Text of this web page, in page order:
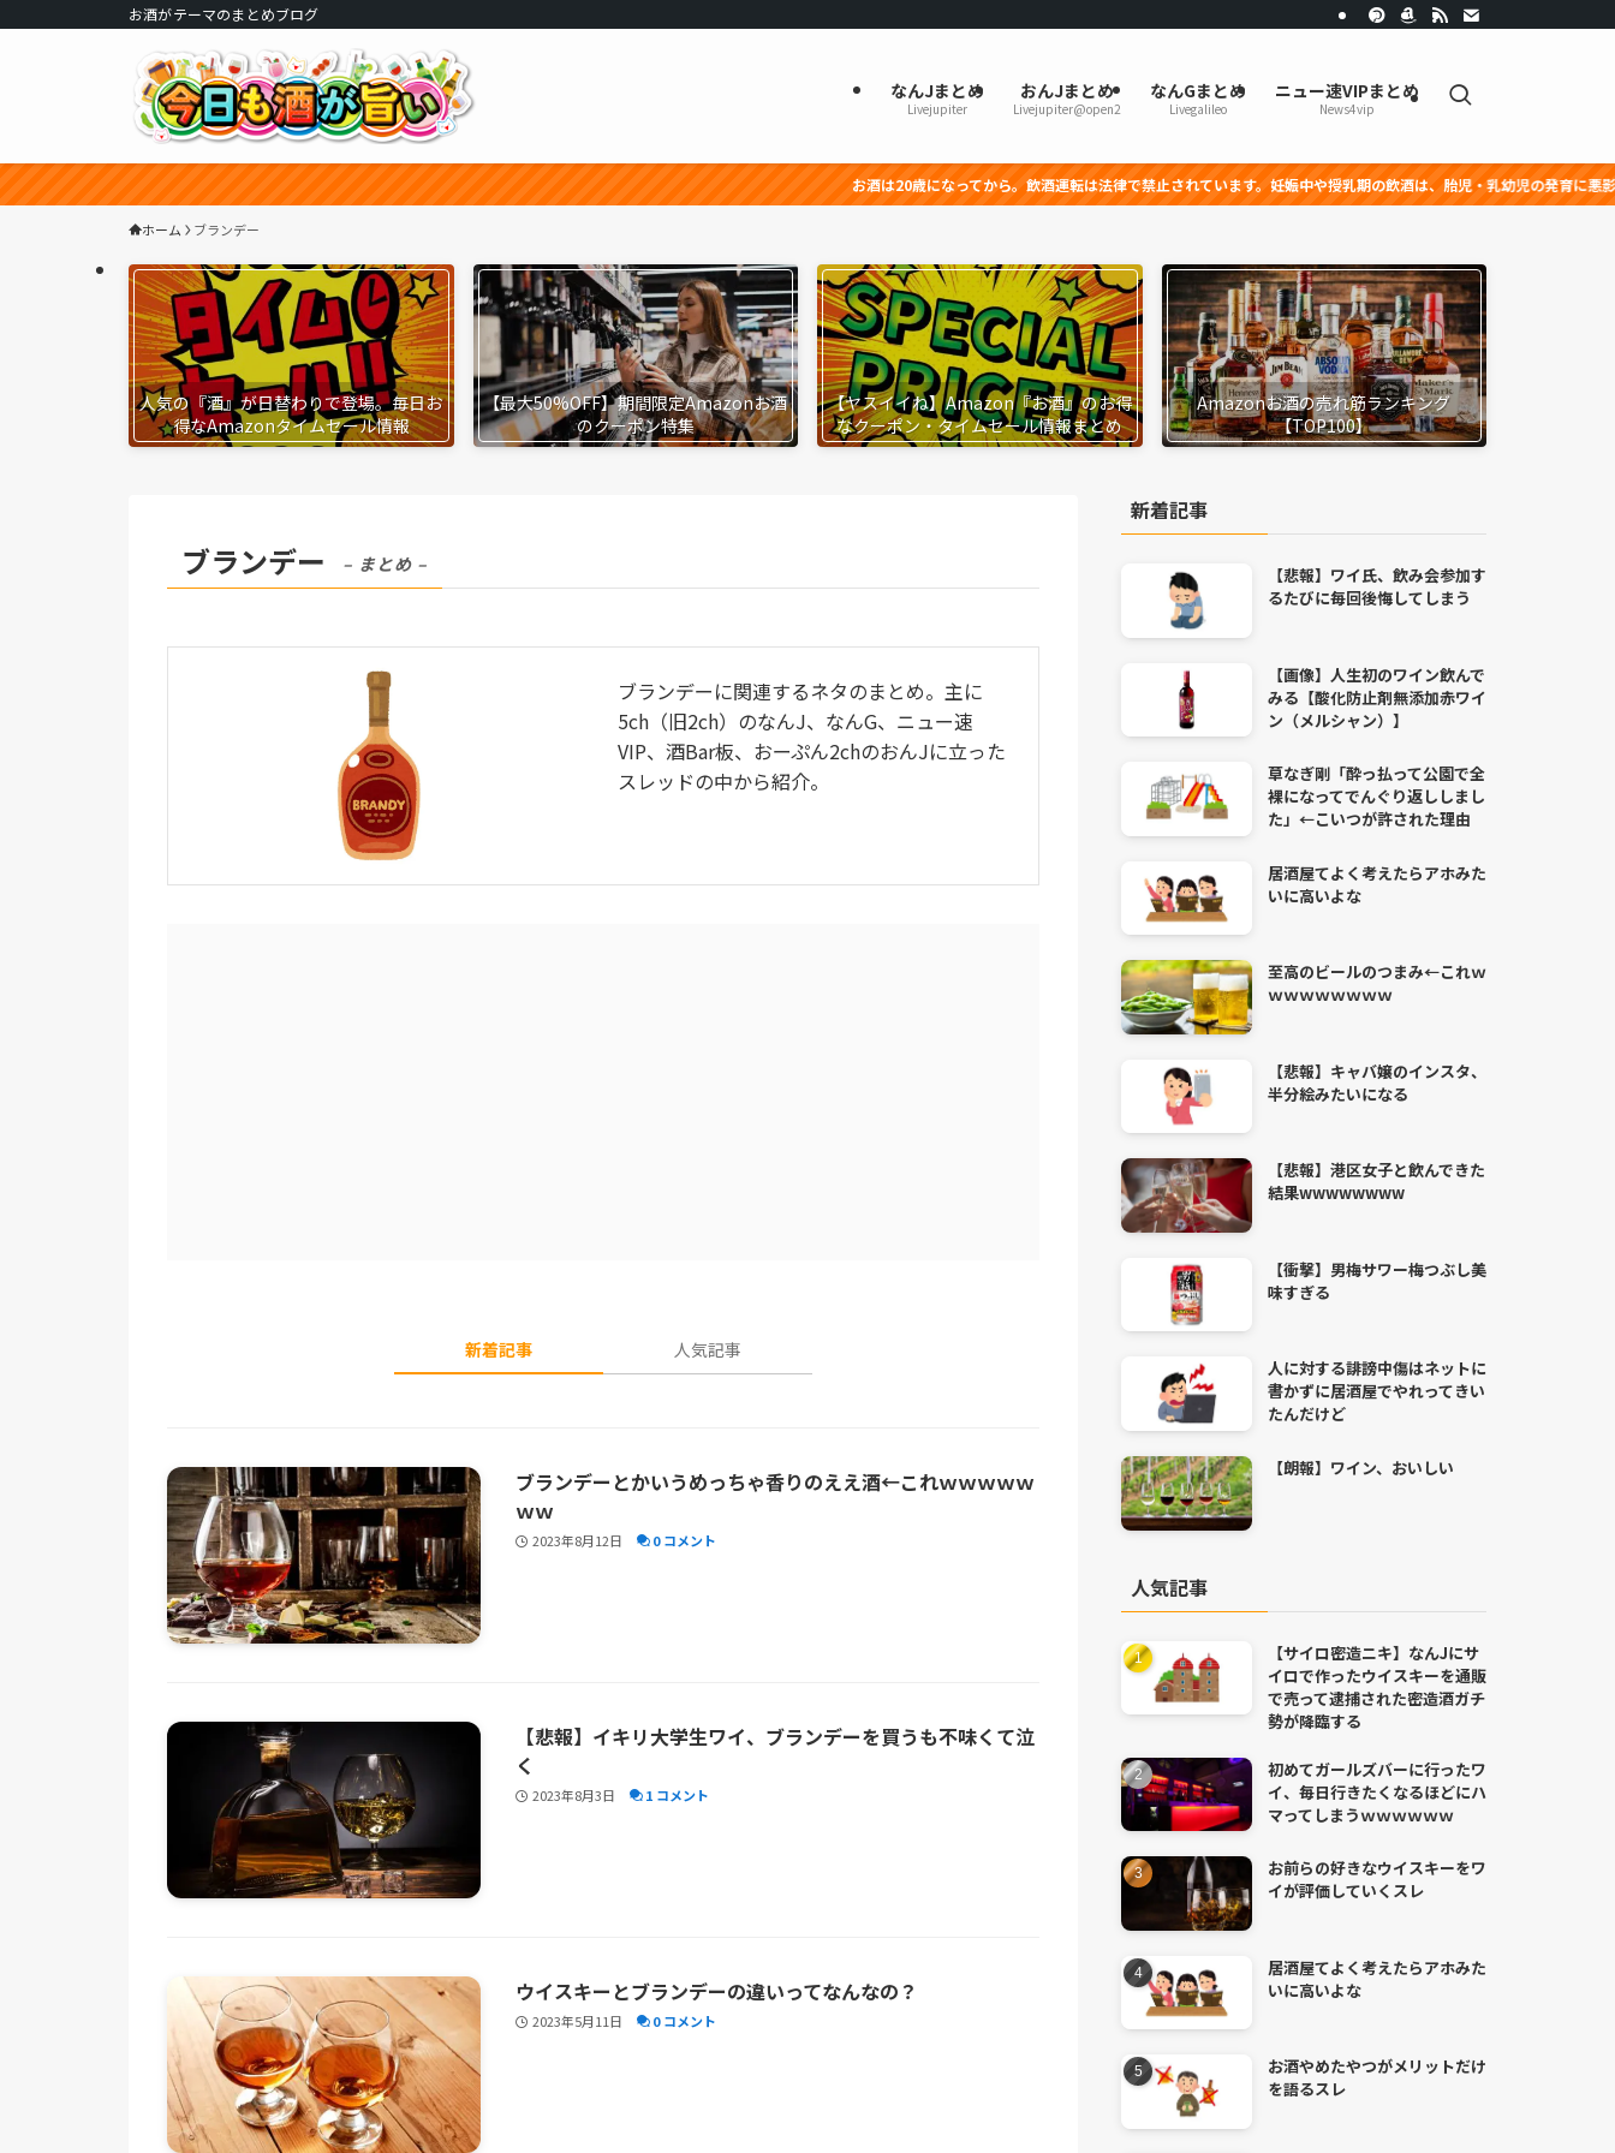
お酒がテーマのまとめブログ
なんJまとめ
Livejupiter
おんJまとめ
Livejupiter@open2
なんGまとめ
Livegalileo
ニュー速VIPまとめ
News4vip
お酒は20歳になってから。飲酒運転は法律で禁止されています。妊娠中や授乳期の飲酒は、胎児・乳幼児の発育に悪影響を与える恐れが
ホーム ブランデー
人気の『酒』が日替わりで登場。毎日お
得なAmazonタイムセール情報
【最大50%OFF】期間限定Amazonお酒
のクーポン特集
【ヤスイイね】Amazon『お酒』のお得
なクーポン・タイムセール情報まとめ
Amazonお酒の売れ筋ランキング
【TOP100】
ブランデー – まとめ –
ブランデーに関連するネタのまとめ。主に
5ch（旧2ch）のなんJ、なんG、ニュー速
VIP、酒Bar板、おーぷん2chのおんJに立った
スレッドの中から紹介。
新着記事 人気記事
ブランデーとかいうめっちゃ香りのええ酒←これｗｗｗｗｗ
ｗｗ
2023年8月12日 0 コメント
【悲報】イキリ大学生ワイ、ブランデーを買うも不味くて泣
く
2023年8月3日 1 コメント
ウイスキーとブランデーの違いってなんなの？
2023年5月11日 0 コメント
新着記事
【悲報】ワイ氏、飲み会参加す
るたびに毎回後悔してしまう
【画像】人生初のワイン飲んで
みる【酸化防止剤無添加赤ワイ
ン（メルシャン）】
草なぎ剛「酔っ払って公園で全
裸になってでんぐり返ししまし
た」←こいつが許された理由
居酒屋てよく考えたらアホみた
いに高いよな
至高のビールのつまみ←これｗ
ｗｗｗｗｗｗｗｗ
【悲報】キャバ嬢のインスタ、
半分絵みたいになる
【悲報】港区女子と飲んできた
結果wwwwwwww
【衝撃】男梅サワー梅つぶし美
味すぎる
人に対する誹謗中傷はネットに
書かずに居酒屋でやれってきい
たんだけど
【朗報】ワイン、おいしい
人気記事
【サイロ密造ニキ】なんJにサ
イロで作ったウイスキーを通販
で売って逮捕された密造酒ガチ
勢が降臨する
初めてガールズバーに行ったワ
イ、毎日行きたくなるほどにハ
マってしまうｗｗｗｗｗｗ
お前らの好きなウイスキーをワ
イが評価していくスレ
居酒屋てよく考えたらアホみた
いに高いよな
お酒やめたやつがメリットだけ
を語るスレ